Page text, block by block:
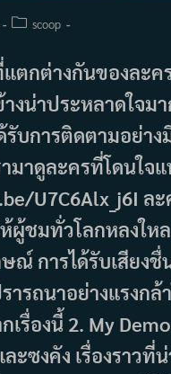
Postscoop
ตกต่างกันของละ
น่าประหลาดใจม
รับการติดตามอย่
มาดูละครที่โดนใ
U7C6Alx_j6I ล
ผู้ชมทั่วโลกหลงใ
ณ์ การได้รับเสียง
ารถนาอย่างแรงก
เรื่องนี้ 2. My
ะซงคัง เรื่องราว